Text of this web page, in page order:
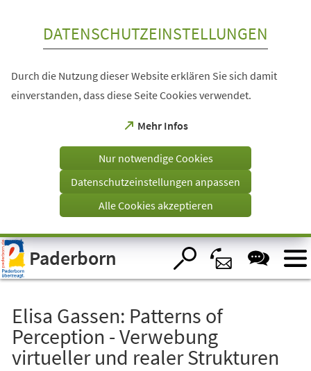
Visuelle
Assistenzsoftware
öffnen.
DATENSCHUTZEINSTELLUNGEN
Durch die Nutzung dieser Website erklären Sie sich damit
einverstanden, dass diese Seite Cookies verwendet.
Mehr Infos
(Öffnet
einem
Tab)
Nur notwendige Cookies
Datenschutzeinstellungen anpassen
Alle Cookies akzeptieren
Paderborn
Elisa Gassen: Patterns of
Perception - Verwebung
virtueller und realer Strukturen